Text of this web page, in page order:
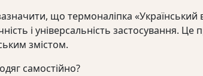
що термоналіпка «Український
і універсальність застосування.
змістом.
самостійно?